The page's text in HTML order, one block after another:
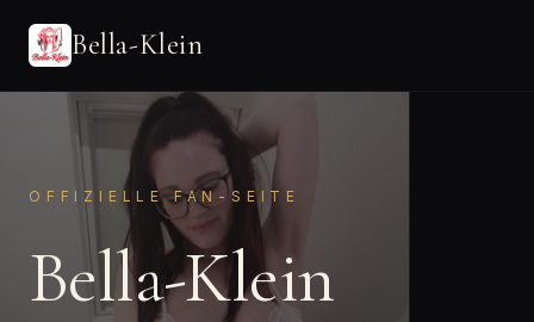
Bella-Klein
OFFIZIELLE FAN-SEITE
Bella-Klein